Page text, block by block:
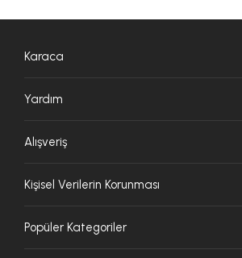
Karaca
Yardım
Alışveriş
Kişisel Verilerin Korunması
Popüler Kategoriler